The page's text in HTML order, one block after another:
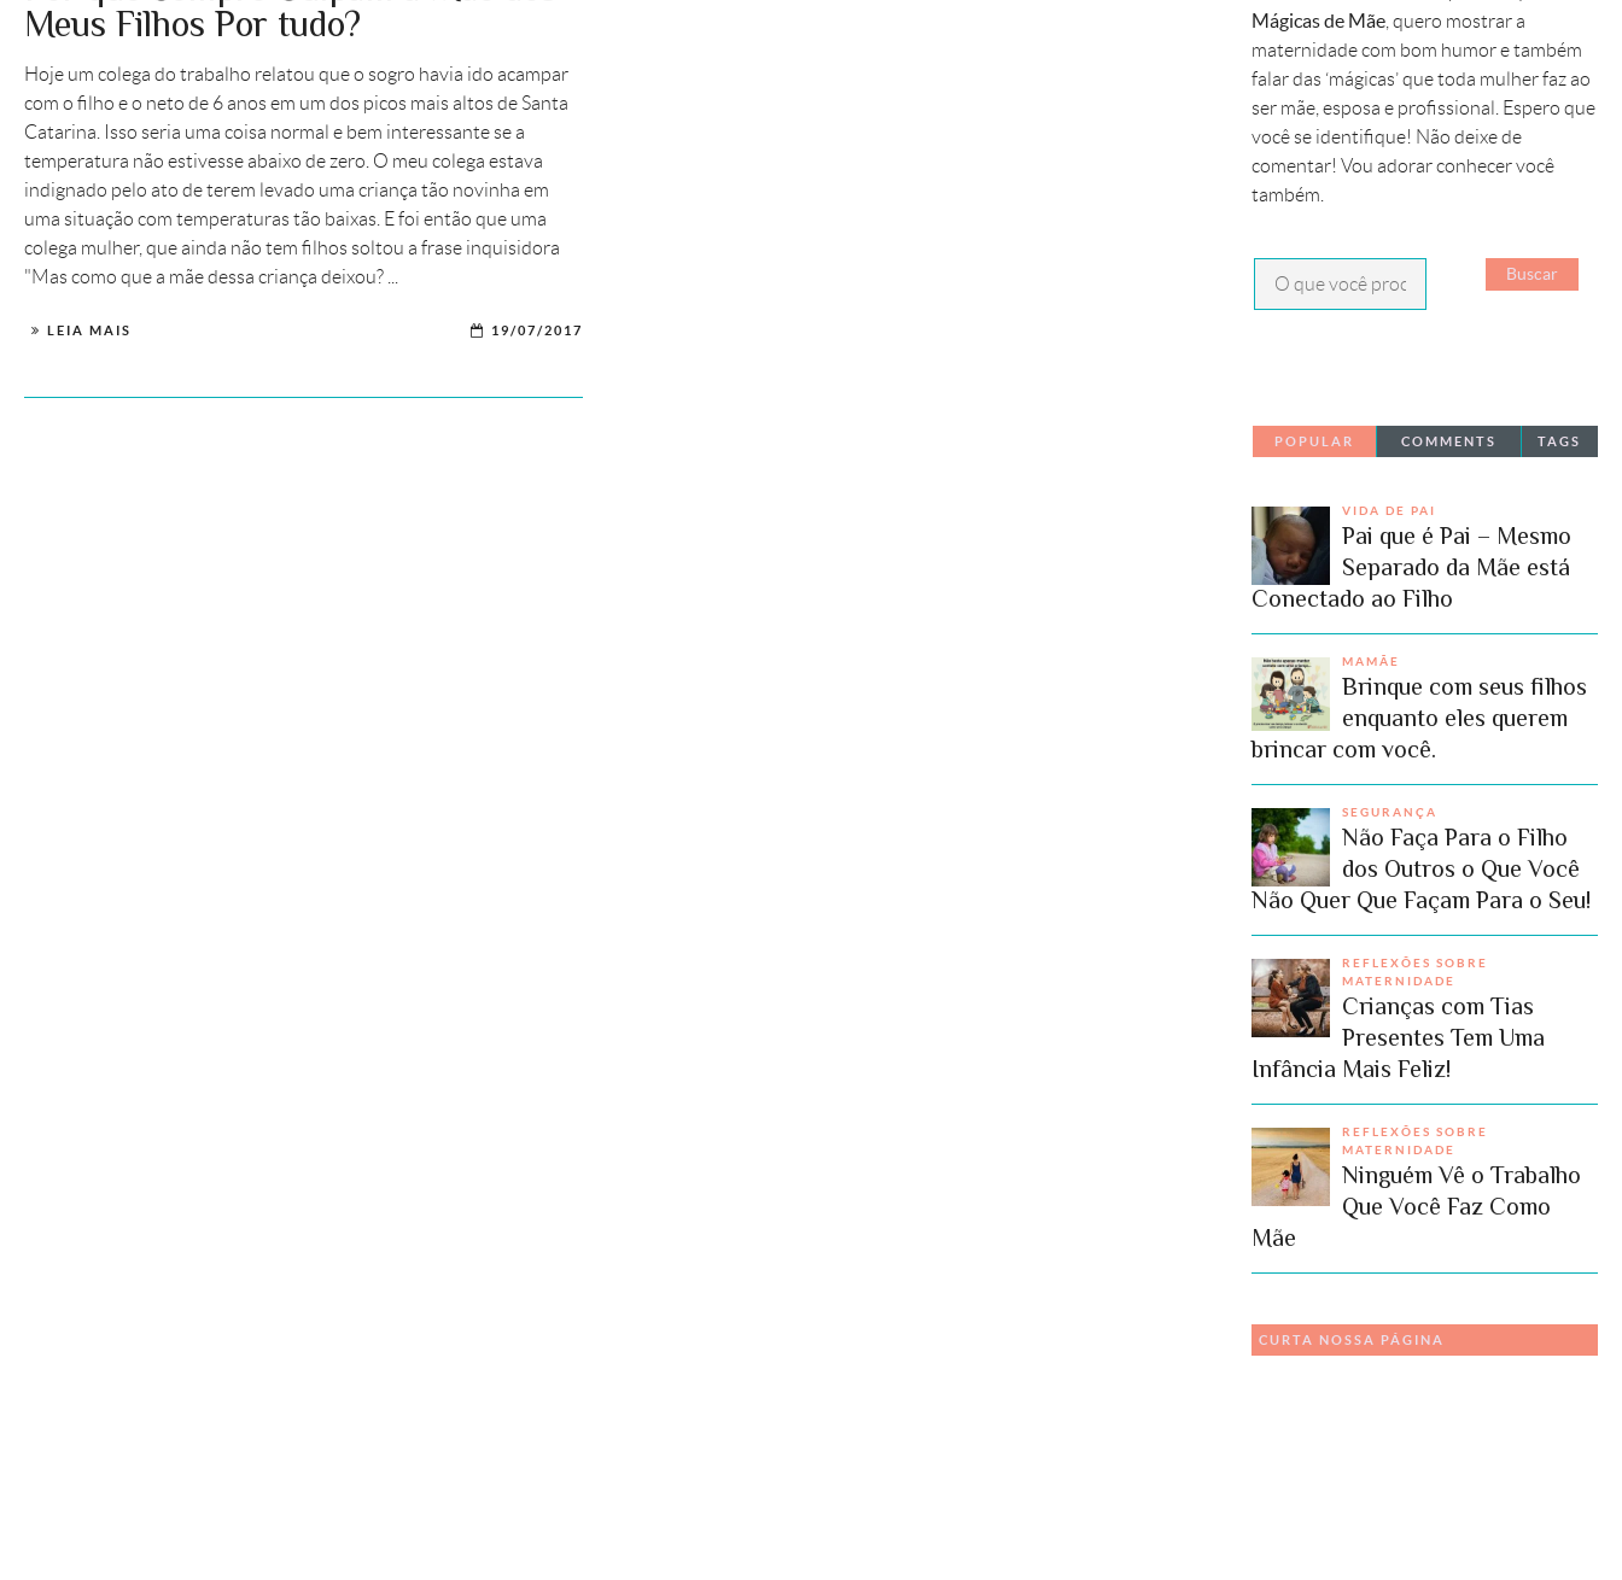
Meus Filhos Por tudo?
Hoje um colega do trabalho relatou que o sogro havia ido acampar
com o filho e o neto de 6 anos em um dos picos mais altos de Santa
Catarina. Isso seria uma coisa normal e bem interessante se a
temperatura não estivesse abaixo de zero. O meu colega estava
indignado pelo ato de terem levado uma criança tão novinha em
uma situação com temperaturas tão baixas. E foi então que uma
colega mulher, que ainda não tem filhos soltou a frase inquisidora
"Mas como que a mãe dessa criança deixou? ...
LEIA MAIS 19/07/2017
Mágicas de Mãe , quero mostrar a
maternidade com bom humor e também
falar das ‘mágicas’ que toda mulher faz ao
ser mãe, esposa e profissional. Espero que
você se identifique! Não deixe de
comentar! Vou adorar conhecer você
também.
POPULAR COMMENTS TAGS
VIDA DE PAI
Pai que é Pai – Mesmo
Separado da Mãe está
Conectado ao Filho
MAMÃE
Brinque com seus filhos
enquanto eles querem
brincar com você.
SEGURANÇA
Não Faça Para o Filho
dos Outros o Que Você
Não Quer Que Façam Para o Seu!
REFLEXÕES SOBRE
MATERNIDADE
Crianças com Tias
Presentes Tem Uma
Infância Mais Feliz!
REFLEXÕES SOBRE
MATERNIDADE
Ninguém Vê o Trabalho
Que Você Faz Como
Mãe
CURTA NOSSA PÁGINA